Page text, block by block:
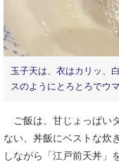
玉子天は、衣はカリッ、
スのようにとろとろでウ
ご飯は、甘じょっぱい
ない、丼飯にベストな炊
しながら「江戸前天丼」